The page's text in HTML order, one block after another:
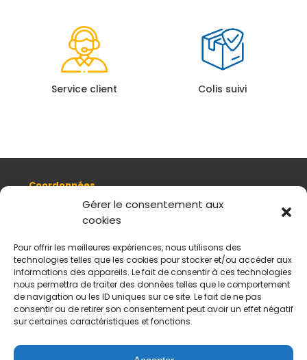
Gérer le consentement aux
cookies
Pour offrir les meilleures expériences, nous utilisons des
technologies telles que les cookies pour stocker et/ou accéder aux
informations des appareils. Le fait de consentir à ces technologies
nous permettra de traiter des données telles que le comportement
de navigation ou les ID uniques sur ce site. Le fait de ne pas
consentir ou de retirer son consentement peut avoir un effet négatif
sur certaines caractéristiques et fonctions.
Service client Colis suivi
Coordonnées
8, quai Romain Rolland 69005 Lyon
+ 33 (0)4 78 42 55 04
Plan d'accès
Mentions légales
Politique de données personnelles
CGV
Horaires d’ouverture
Du mardi au samedi :